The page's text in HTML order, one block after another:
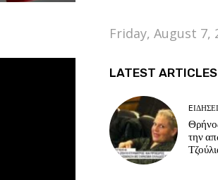
Friday, August 7,
LATEST ARTICLES
την